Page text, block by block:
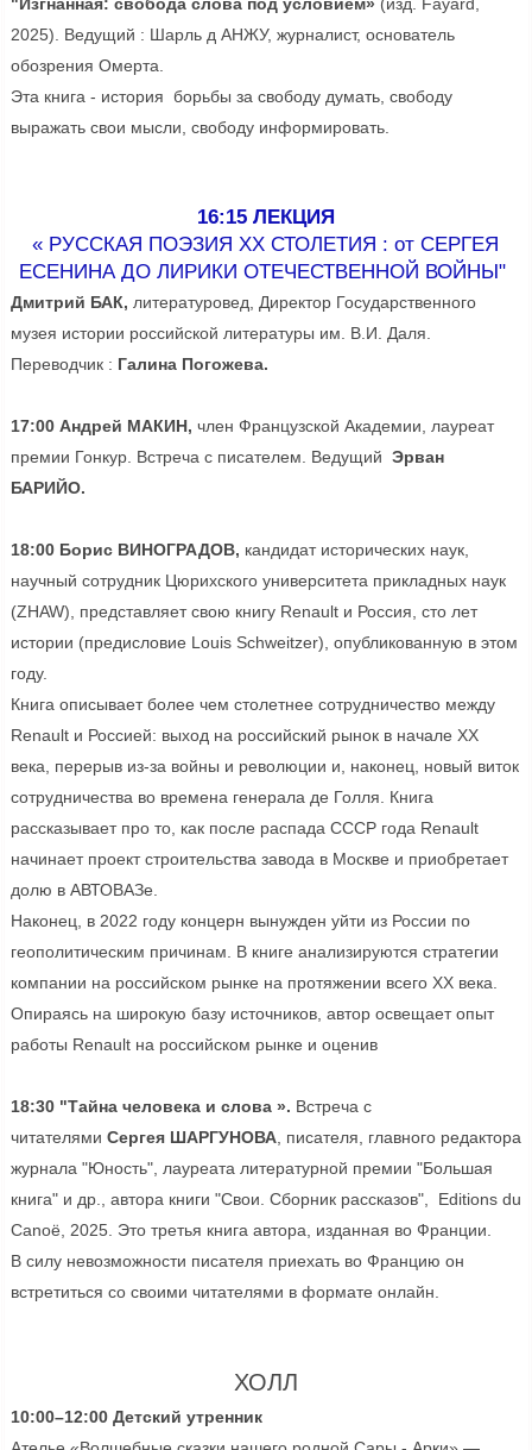
2025). Ведущий : Шарль д АНЖУ, журналист, основатель
обозрения Омерта.
Эта книга - история борьбы за свободу думать, свободу
выражать свои мысли, свободу информировать.
16:15 ЛЕКЦИЯ
« РУССКАЯ ПОЭЗИЯ ХХ СТОЛЕТИЯ : от СЕРГЕЯ
ЕСЕНИНА ДО ЛИРИКИ ОТЕЧЕСТВЕННОЙ ВОЙНЫ"
Дмитрий БАК, литературовед, Директор Государственного
музея истории российской литературы им. В.И. Даля.
Переводчик : Галина Погожева.
17:00 Андрей МАКИН, член Французской Академии, лауреат
премии Гонкур. Встреча с писателем. Ведущий Эрван
БАРИЙО.
18:00 Борис ВИНОГРАДОВ, кандидат исторических наук,
научный сотрудник Цюрихского университета прикладных наук
(ZHAW), представляет свою книгу Renault и Россия, сто лет
истории (предисловие Louis Schweitzer), опубликованную в этом
году.
Книга описывает более чем столетнее сотрудничество между
Renault и Россией: выход на российский рынок в начале XX
века, перерыв из-за войны и революции и, наконец, новый виток
сотрудничества во времена генерала де Голля. Книга
рассказывает про то, как после распада СССР года Renault
начинает проект строительства завода в Москве и приобретает
долю в АВТОВАЗе.
Наконец, в 2022 году концерн вынужден уйти из России по
геополитическим причинам. В книге анализируются стратегии
компании на российском рынке на протяжении всего ХХ века.
Опираясь на широкую базу источников, автор освещает опыт
работы Renault на российском рынке и оценив
18:30 "Тайна человека и слова ». Встреча с
читателями Сергея ШАРГУНОВА, писателя, главного редактора
журнала "Юность", лауреата литературной премии "Большая
книга" и др., автора книги "Свои. Сборник рассказов", Еditions du
Canoë, 2025. Это третья книга автора, изданная во Франции.
В силу невозможности писателя приехать во Францию он
встретиться со своими читателями в формате онлайн.
ХОЛЛ
10:00–12:00 Детский утренник